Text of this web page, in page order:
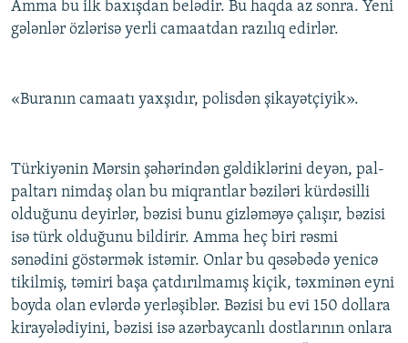
Amma bu ilk baxışdan belədir. Bu haqda az sonra. Yeni
gələnlər özlərisə yerli camaatdan razılıq edirlər.
«Buranın camaatı yaxşıdır, polisdən şikayətçiyik».
Türkiyənin Mərsin şəhərindən gəldiklərini deyən, pal-
paltarı nimdaş olan bu miqrantlar bəziləri kürdəsilli
olduğunu deyirlər, bəzisi bunu gizləməyə çalışır, bəzisi
isə türk olduğunu bildirir. Amma heç biri rəsmi
sənədini göstərmək istəmir. Onlar bu qəsəbədə yenicə
tikilmiş, təmiri başa çatdırılmamış kiçik, təxminən eyni
boyda olan evlərdə yerləşiblər. Bəzisi bu evi 150 dollara
kirayələdiyini, bəzisi isə azərbaycanlı dostlarının onlara